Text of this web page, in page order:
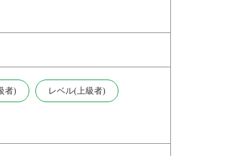
者) レベル(上級者)